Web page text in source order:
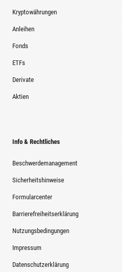
Kryptowährungen
Anleihen
Fonds
ETFs
Derivate
Aktien
Info & Rechtliches
Beschwerdemanagement
Sicherheitshinweise
Formularcenter
Barrierefreiheitserklärung
Nutzungsbedingungen
Impressum
Datenschutzerklärung